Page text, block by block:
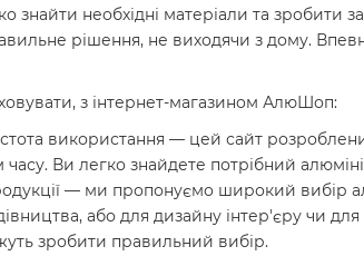
знайти необхідні матеріали та зробити
рішення, не виходячи з дому.
з інтернет-магазином АлюШоп:
використання — цей сайт
часу. Ви легко знайдете потрібний
— ми пропонуємо широкий вибір
або для дизайну інтер'єру чи
зробити правильний вибір.